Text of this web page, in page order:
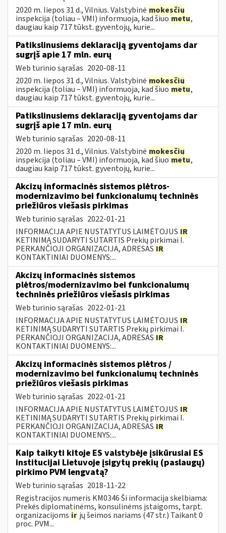
2020 m. liepos 31 d., Vilnius. Valstybinė mokesčių
inspekcija (toliau – VMI) informuoja, kad šiuometu,
daugiau kaip 717 tūkst. gyventojų, kurie...
Patikslinusiems deklaraciją gyventojams dar
sugrįš apie 17 mln. eurų
Web turinio sąrašas 2020-08-11
2020 m. liepos 31 d., Vilnius. Valstybinė mokesčių
inspekcija (toliau – VMI) informuoja, kad šiuometu,
daugiau kaip 717 tūkst. gyventojų, kurie...
Patikslinusiems deklaraciją gyventojams dar
sugrįš apie 17 mln. eurų
Web turinio sąrašas 2020-08-11
2020 m. liepos 31 d., Vilnius. Valstybinė mokesčių
inspekcija (toliau – VMI) informuoja, kad šiuometu,
daugiau kaip 717 tūkst. gyventojų, kurie...
Akcizų informacinės sistemos plėtros-
modernizavimo bei funkcionalumų techninės
priežiūros viešasis pirkimas
Web turinio sąrašas 2022-01-21
INFORMACIJA APIE NUSTATYTUS LAIMĖTOJUS IR
KETINIMĄ SUDARYTI SUTARTIS Prekių pirkimai I.
PERKANČIOJI ORGANIZACIJA, ADRESAS IR
KONTAKTINIAI DUOMENYS:...
Akcizų informacinės sistemos
plėtros/modernizavimo bei funkcionalumų
techninės priežiūros viešasis pirkimas
Web turinio sąrašas 2022-01-21
INFORMACIJA APIE NUSTATYTUS LAIMĖTOJUS IR
KETINIMĄ SUDARYTI SUTARTIS Prekių pirkimai I.
PERKANČIOJI ORGANIZACIJA, ADRESAS IR
KONTAKTINIAI DUOMENYS:...
Akcizų informacinės sistemos plėtros /
modernizavimo bei funkcionalumų techninės
priežiūros viešasis pirkimas
Web turinio sąrašas 2022-01-21
INFORMACIJA APIE NUSTATYTUS LAIMĖTOJUS IR
KETINIMĄ SUDARYTI SUTARTIS Prekių pirkimai I.
PERKANČIOJI ORGANIZACIJA, ADRESAS IR
KONTAKTINIAI DUOMENYS:...
Kaip taikyti kitoje ES valstybėje įsikūrusiai ES
institucijai Lietuvoje įsigytų prekių (paslaugų)
pirkimo PVM lengvatą?
Web turinio sąrašas 2018-11-22
Registracijos numeris KM0346 Ši informacija skelbiama:
Prekės diplomatinėms, konsulinėms įstaigoms, tarpt.
organizacijoms ir jų šeimos nariams (47 str.) Taikant 0
proc. PVM...